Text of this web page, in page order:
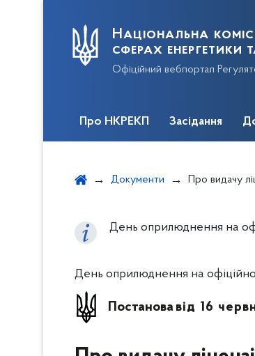
Національна
сферах
Офіційний вебпортал
Про НКРЕКП Засідання
Документи Про видачу ліцензії
День оприлюднення на
День оприлюднення на
Постанова від 16